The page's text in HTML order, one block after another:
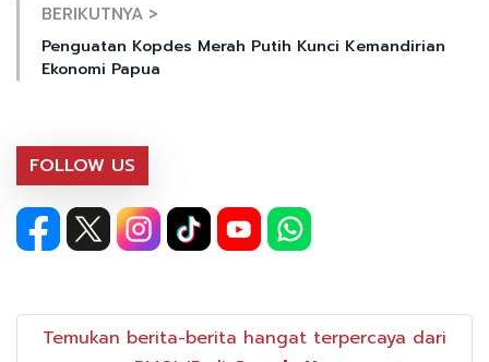
BERIKUTNYA >
Penguatan Kopdes Merah Putih Kunci Kemandirian
Ekonomi Papua
FOLLOW US
Temukan berita-berita hangat terpercaya dari